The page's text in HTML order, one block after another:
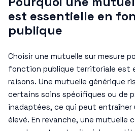
est essentielle en
publique
Choisir une mutuelle sur mesure
fonction publique territoriale est
raisons. Une mutuelle générique
certains soins spécifiques ou de
inadaptées, ce qui peut entraîner
élevé. En revanche, une mutuelle